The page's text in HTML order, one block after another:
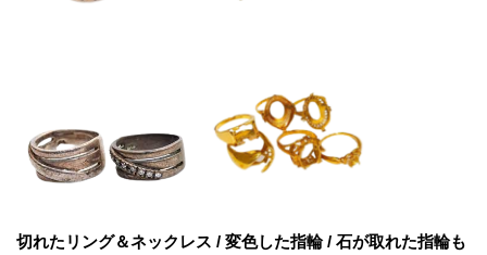
切れたリング＆ネックレス / 変色した指輪 / 石が取れた指輪も